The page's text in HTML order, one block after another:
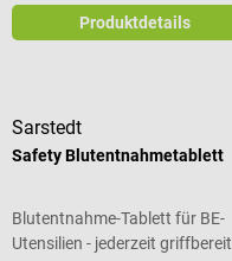
Produktdetails
Sarstedt
Safety Blutentnahmetablett
Blutentnahme-Tablett für BE-
Utensilien - jederzeit griffbereit